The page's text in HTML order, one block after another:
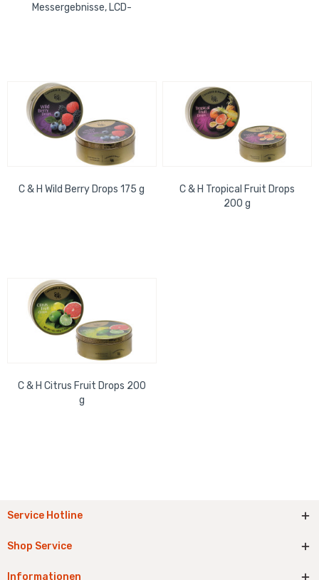
Messergebnisse, LCD-
C & H Wild Berry Drops 175 g
C & H Tropical Fruit Drops
200 g
C & H Citrus Fruit Drops 200
g
Service Hotline
Shop Service
Informationen